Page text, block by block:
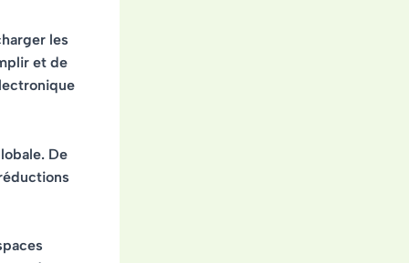
les
et de
De